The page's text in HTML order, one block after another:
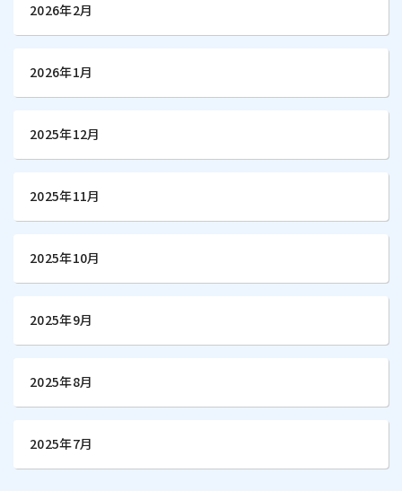
2026年2月
2026年1月
2025年12月
2025年11月
2025年10月
2025年9月
2025年8月
2025年7月